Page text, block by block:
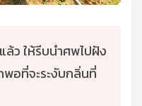
ล้ว ให้รีบนำศพไปฝัง
อที่จะระงับกลิ่นที่